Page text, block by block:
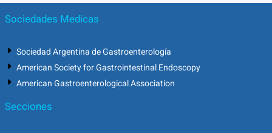
Sociedades Medicas
Sociedad Argentina de Gastroenterología
American Society for Gastrointestinal Endoscopy
American Gastroenterological Association
Secciones